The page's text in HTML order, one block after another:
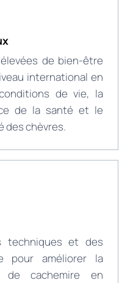
de bien-être
international en
de vie, la
de la santé et le
des chèvres.
techniques et des
pour améliorer la
cachemire en